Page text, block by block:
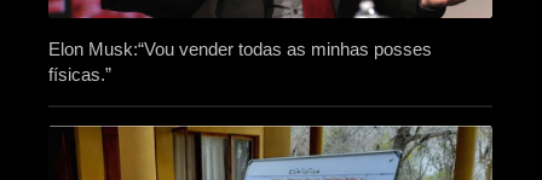
Elon Musk:“Vou vender todas as minhas posses
físicas.”